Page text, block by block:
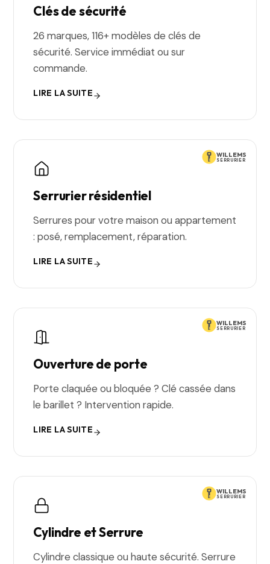
Clés de sécurité
26 marques, 116+ modèles de clés de
sécurité. Service immédiat ou sur
commande.
LIRE LA SUITE
WILLEMS
SERRURIER
Serrurier résidentiel
Serrures pour votre maison ou appartement
: posé, remplacement, réparation.
LIRE LA SUITE
WILLEMS
SERRURIER
Ouverture de porte
Porte claquée ou bloquée ? Clé cassée dans
le barillet ? Intervention rapide.
LIRE LA SUITE
WILLEMS
SERRURIER
Cylindre et Serrure
Cylindre classique ou haute sécurité. Serrure